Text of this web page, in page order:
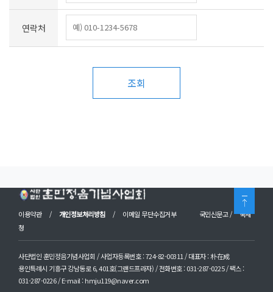
연락처
조회
이용약관 / 개인정보처리방침 / 이메일 무단수집거부 국민신문고/
국세
청
사단법인 훈민정음기념사업회 / 사업자등록번호 : 724-82-00311 / 대표자 : 朴在成
용인특례시 기흥구 강남동로 6, 401호(그랜드프라자) / 전화번호 : 031-287-0225 / 팩스 :
031-287-0226 / E-mail : hmju119@naver.com